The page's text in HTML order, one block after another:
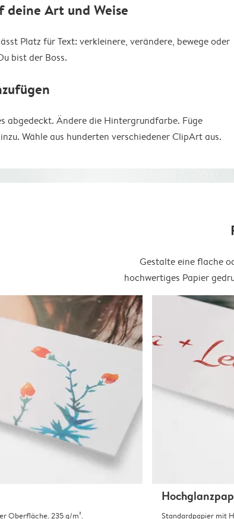
deine Art und Weise
Platz für Text: verkleinere, verändere, bewege oder
bist der Boss.
abgedeckt. Ändere die Hintergrundfarbe. Füge
Wähle aus hunderten verschiedener ClipArt aus.
Gestalte eine flache
hochwertiges Papier
Oberfläche. 235 g/m².
Standardpapier mit